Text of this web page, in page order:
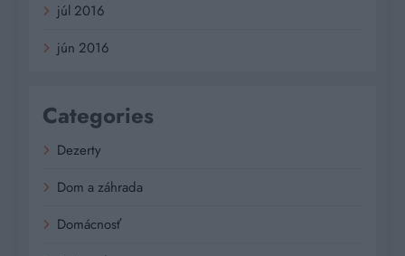
júl 2016
jún 2016
Categories
Dezerty
Dom a záhrada
Domácnosť